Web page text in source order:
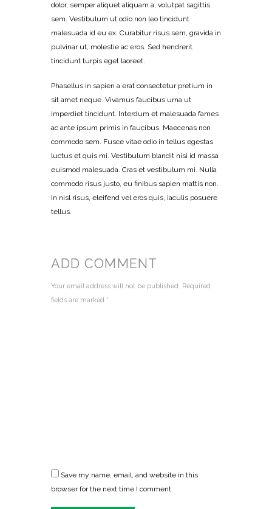
dolor, semper aliquet aliquam a, volutpat sagittis
sem. Vestibulum ut odio non leo tincidunt
malesuada id eu ex. Curabitur risus sem, gravida in
pulvinar ut, molestie ac eros. Sed hendrerit
tincidunt turpis eget laoreet.
Phasellus in sapien a erat consectetur pretium in
sit amet neque. Vivamus faucibus urna ut
imperdiet tincidunt. Interdum et malesuada fames
ac ante ipsum primis in faucibus. Maecenas non
commodo sem. Fusce vitae odio in tellus egestas
luctus et quis mi. Vestibulum blandit nisi id massa
euismod malesuada. Cras et vestibulum mi. Nulla
commodo risus justo, eu finibus sapien mattis non.
In nisl risus, eleifend vel eros quis, iaculis posuere
tellus.
ADD COMMENT
Your email address will not be published. Required
fields are marked *
Save my name, email, and website in this
browser for the next time I comment.